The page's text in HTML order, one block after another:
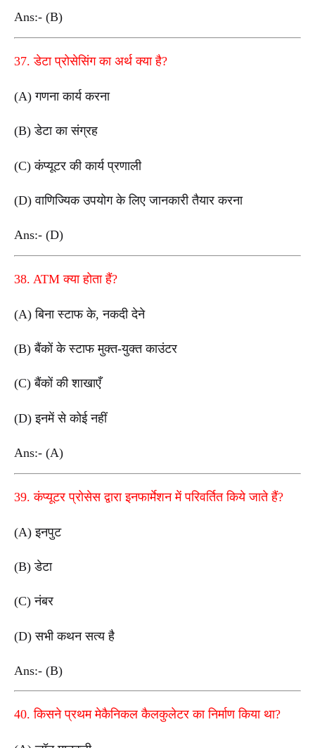
Ans:- (B)
37. डेटा प्रोसेसिंग का अर्थ क्या है?
(A) गणना कार्य करना
(B) डेटा का संग्रह
(C) कंप्यूटर की कार्य प्रणाली
(D) वाणिज्यिक उपयोग के लिए जानकारी तैयार करना
Ans:- (D)
38. ATM क्या होता हैं?
(A) बिना स्टाफ के, नकदी देने
(B) बैंकों के स्टाफ मुक्त-युक्त काउंटर
(C) बैंकों की शाखाएँ
(D) इनमें से कोई नहीं
Ans:- (A)
39. कंप्यूटर प्रोसेस द्वारा इनफार्मेशन में परिवर्तित किये जाते हैं?
(A) इनपुट
(B) डेटा
(C) नंबर
(D) सभी कथन सत्य है
Ans:- (B)
40. किसने प्रथम मेकैनिकल कैलकुलेटर का निर्माण किया था?